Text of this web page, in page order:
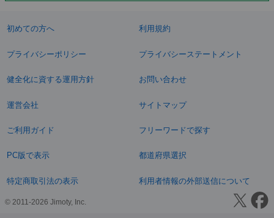
初めての方へ 利用規約
プライバシーポリシー プライバシーステートメント
健全化に資する運用方針 お問い合わせ
運営会社 サイトマップ
ご利用ガイド フリーワードで探す
PC版で表示 都道府県選択
特定商取引法の表示 利用者情報の外部送信について
© 2011-2026 Jimoty, Inc.